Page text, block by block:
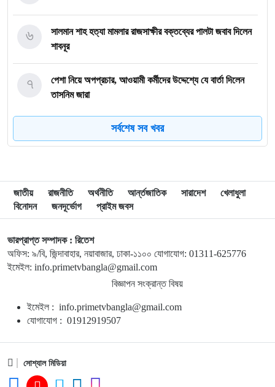
সালমান শাহ হত্যা মামলার রাজসাক্ষীর বক্তব্যের পালটা জবাব দিলেন
শাবনূর
৬
পেশা নিয়ে অপপ্রচার, আওয়ামী কর্মীদের উদ্দেশ্যে যে বার্তা দিলেন
তাসনিম জারা
৭
গাজায় ধ্বংসস্তূপ থেকে ১৯ লাশ উদ্ধার, বেশিরভাগ নারী-শিশু
৯
মানবসেবার জন্য রোটারির সম্মানজনক পদক পেলেন ডা. হাবিবুল্লাহ
তালুকদার রাসকিন
১০
হাসিনার নির্দেশে গুম করা হয়েছিল সালাহউদ্দিন আহমদকে
১১
সময়মতো না আসায় ফ্লাইট মিস, দৌড়ে গিয়ে প্লেন থামাতে গেলেন
দুই নারী (ভিডিও)
১২
আলিয়ঁস ফ্রঁসেজে আসছে ‘নেচার ব্লিডস্’
১৩
সর্বশেষ সব খবর
জাতীয় রাজনীতি অর্থনীতি আর্ন্তজাতিক সারাদেশ
খেলাধুলা
বিনোদন
জনদূর্ভোগ প্রাইম জবস
ভারপ্রাপ্ত সম্পাদক : রিতেশ
অফিস: ৯/বি, জিন্দাবাহার, নয়াবাজার, ঢাকা-১১০০ যোগাযোগ: 01311-625776
ইমেইল: info.primetvbangla@gmail.com
বিজ্ঞাপন সংক্রান্ত বিষয়
ইমেইল : info.primetvbangla@gmail.com
যোগাযোগ : 01912919507
সোশ্যাল মিডিয়া